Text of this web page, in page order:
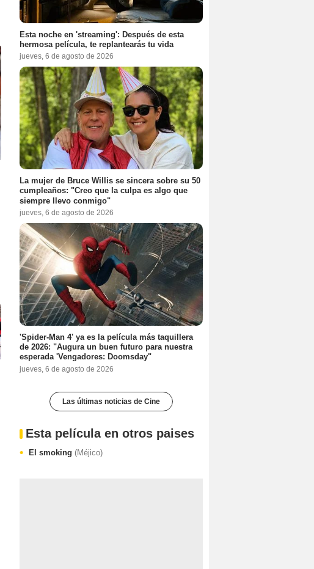
Esta noche en 'streaming': Después de esta
hermosa película, te replantearás tu vida
jueves, 6 de agosto de 2026
La mujer de Bruce Willis se sincera sobre su 50
cumpleaños: "Creo que la culpa es algo que
siempre llevo conmigo"
jueves, 6 de agosto de 2026
'Spider-Man 4' ya es la película más taquillera
de 2026: "Augura un buen futuro para nuestra
esperada 'Vengadores: Doomsday"
jueves, 6 de agosto de 2026
Las últimas noticias de Cine
Esta película en otros paises
El smoking (Méjico)